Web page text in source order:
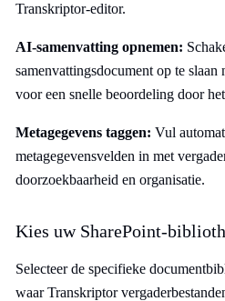
Transkriptor-editor.
AI-samenvatting opnemen:
samenvattingsdocument op te
voor een snelle beoordeling door
Metagegevens taggen: Vul
metagegevensvelden in met
doorzoekbaarheid en organisatie.
Kies uw SharePoint-
Selecteer de specifieke
waar Transkriptor